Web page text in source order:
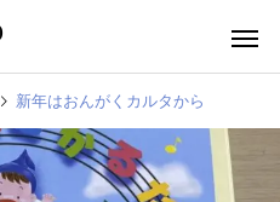
新年はおんがくカルタから